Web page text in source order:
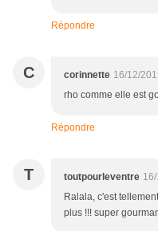
Répondre
C corinnette 16/12/
rho comme elle est
Répondre
T toutpourleventre
Ralala, c'est
plus !!! super